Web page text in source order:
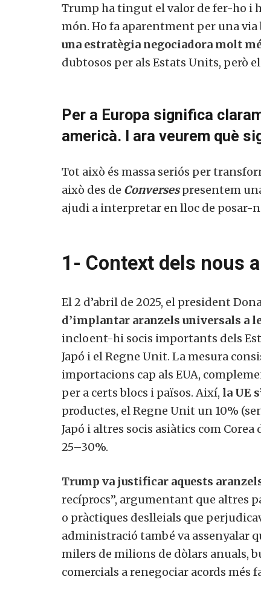
Trump ha tingut el valor de fer-ho i
món. Ho fa aparentment per una via
una estratègia negociadora molt
dubtosos per als Estats Units, però
Per a Europa significa
americà. I ara veurem què
Tot això és massa seriós per
això des de Conversespresentem
ajudi a interpretar en lloc de posar-
1- Context dels nous
El 2 d’abril de 2025, el president
d’implantar aranzels universals a
incloent-hi socis importants dels
Japó i el Regne Unit. La mesura
importacions cap als EUA,
per a certs blocs i països. Així, la UE
productes, el Regne Unit un 10%
Japó i altres socis asiàtics com
25–30%.
Trump va justificar aquests
recíprocs”, argumentant que altres
o pràctiques deslleials que
administració també va assenyalar
milers de milions de dòlars anuals,
comercials a renegociar acords més